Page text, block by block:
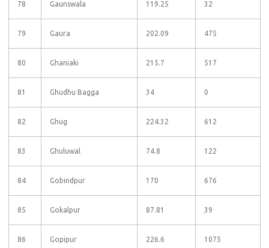
78 Gaunswala 119.25 32
79 Gaura 202.09 475
80 Ghaniaki 215.7 517
81 Ghudhu Bagga 34 0
82 Ghug 224.32 612
83 Ghuluwal 74.8 122
84 Gobindpur 170 676
85 Gokalpur 87.81 39
86 Gopipur 226.6 1075